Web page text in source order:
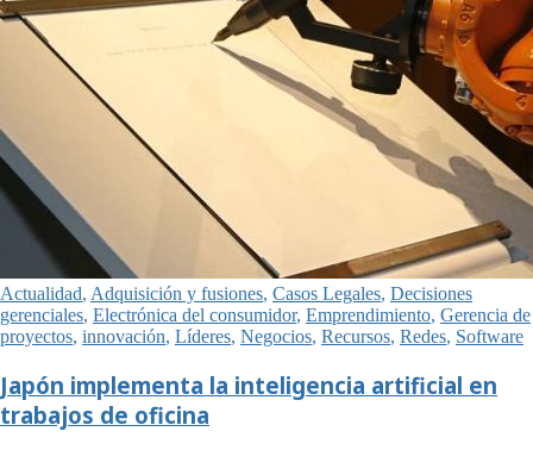
Actualidad, Adquisición y fusiones, Casos Legales, Decisiones
gerenciales, Electrónica del consumidor, Emprendimiento, Gerencia de
proyectos, innovación, Líderes, Negocios, Recursos, Redes, Software
Japón implementa la inteligencia artificial en
trabajos de oficina